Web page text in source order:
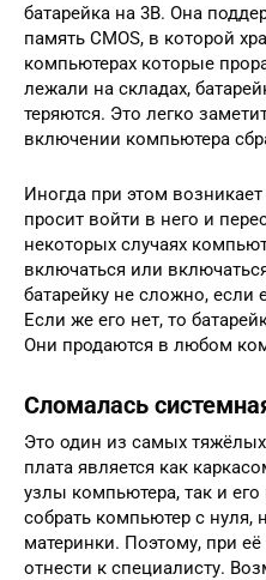
батарейка на 3В. Она
память CMOS, в которой
компьютерах которые
лежали на складах,
теряются. Это легко
включении компьютера
Иногда при этом
просит войти в него и
некоторых случаях
включаться или
батарейку не сложно, если
Если же его нет, то
Они продаются в любом
Сломалась
Это один из самых
плата является как
узлы компьютера, так и
собрать компьютер с нуля,
материнки. Поэтому, при
отнести к специалисту.